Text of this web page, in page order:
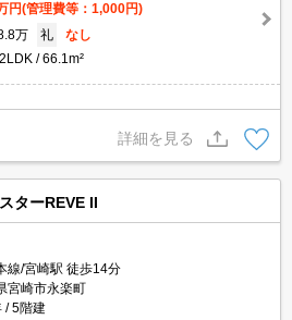
円(管理費等：1,000円)
万 礼
なし
2LDK 66.1m²
詳細を見る
ターREVE II
線/宮崎駅 徒歩14分
宮崎市永楽町
5階建